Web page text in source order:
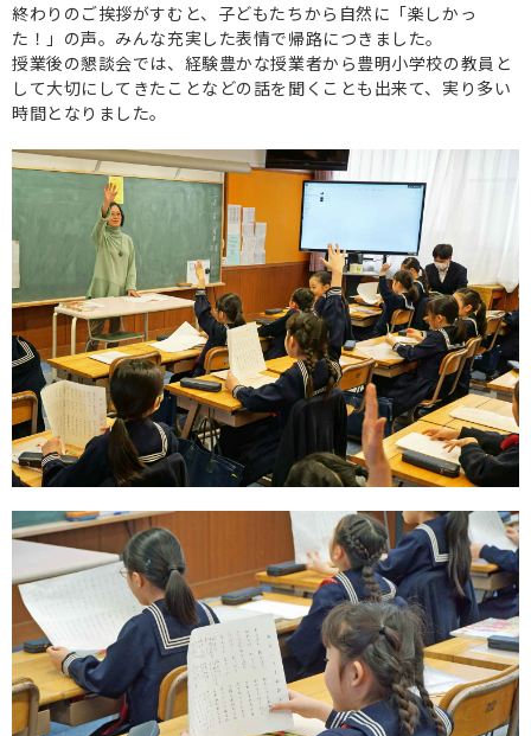
終わりのご挨拶がすむと、子どもたちから自然に「楽しかっ
た！」の声。みんな充実した表情で帰路につきました。
授業後の懇談会では、経験豊かな授業者から豊明小学校の教員と
して大切にしてきたことなどの話を聞くことも出来て、実り多い
時間となりました。